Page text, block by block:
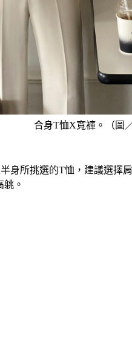
合身T恤X寬褲。（圖
身所挑選的T恤，建議選
。